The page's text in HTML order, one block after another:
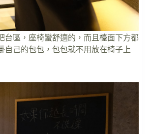
台區，座椅蠻舒適的，而且檯面下方都
自己的包包，包包就不用放在椅子上